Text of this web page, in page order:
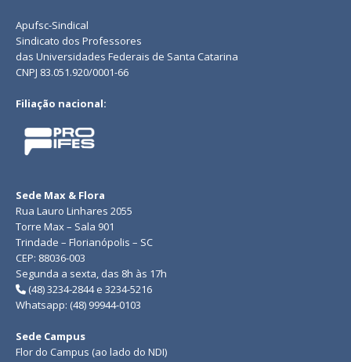
Apufsc-Sindical
Sindicato dos Professores
das Universidades Federais de Santa Catarina
CNPJ 83.051.920/0001-66
Filiação nacional:
Sede Max & Flora
Rua Lauro Linhares 2055
Torre Max – Sala 901
Trindade – Florianópolis – SC
CEP: 88036-003
Segunda a sexta, das 8h às 17h
(48) 3234-2844 e 3234-5216
Whatsapp: (48) 99944-0103
Sede Campus
Flor do Campus (ao lado do NDI)